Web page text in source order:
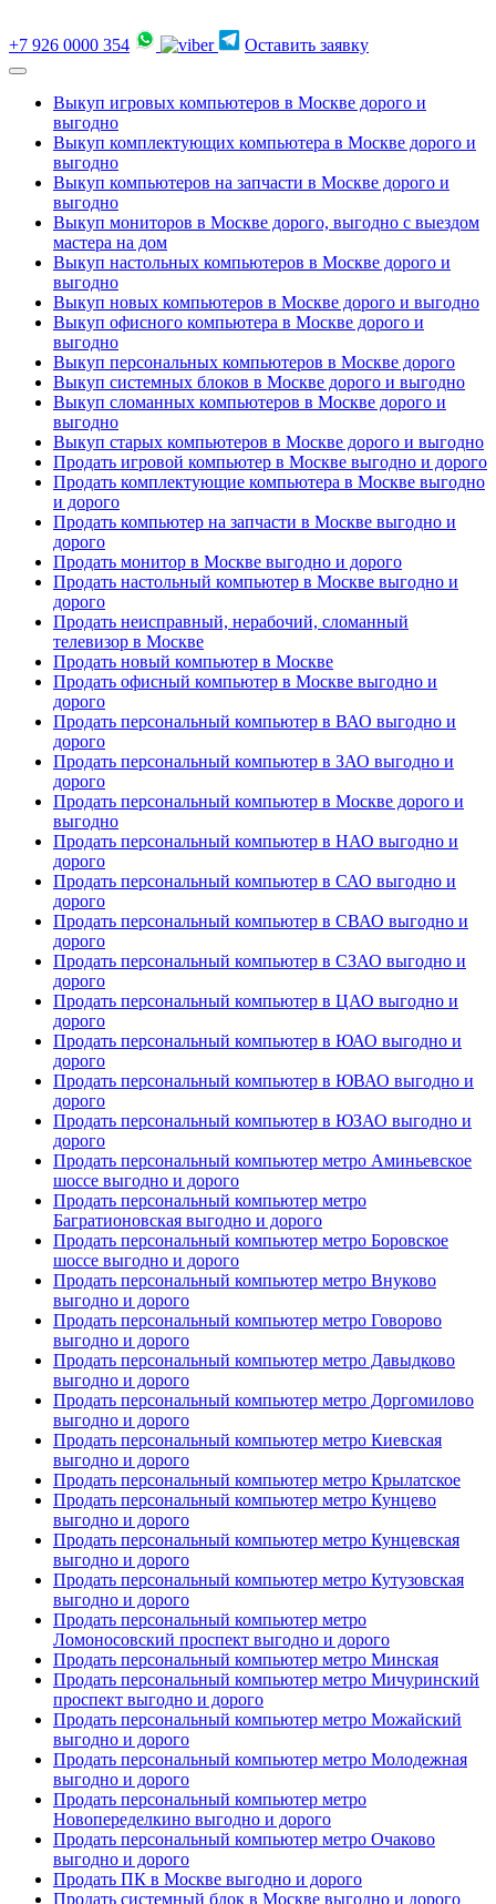
+7 926 0000 354 Оставить заявку
Выкуп игровых компьютеров в Москве дорого и
выгодно
Выкуп комплектующих компьютера в Москве дорого и
выгодно
Выкуп компьютеров на запчасти в Москве дорого и
выгодно
Выкуп мониторов в Москве дорого, выгодно с выездом
мастера на дом
Выкуп настольных компьютеров в Москве дорого и
выгодно
Выкуп новых компьютеров в Москве дорого и выгодно
Выкуп офисного компьютера в Москве дорого и
выгодно
Выкуп персональных компьютеров в Москве дорого
Выкуп системных блоков в Москве дорого и выгодно
Выкуп сломанных компьютеров в Москве дорого и
выгодно
Выкуп старых компьютеров в Москве дорого и выгодно
Продать игровой компьютер в Москве выгодно и дорого
Продать комплектующие компьютера в Москве выгодно
и дорого
Продать компьютер на запчасти в Москве выгодно и
дорого
Продать монитор в Москве выгодно и дорого
Продать настольный компьютер в Москве выгодно и
дорого
Продать неисправный, нерабочий, сломанный
телевизор в Москве
Продать новый компьютер в Москве
Продать офисный компьютер в Москве выгодно и
дорого
Продать персональный компьютер в ВАО выгодно и
дорого
Продать персональный компьютер в ЗАО выгодно и
дорого
Продать персональный компьютер в Москве дорого и
выгодно
Продать персональный компьютер в НАО выгодно и
дорого
Продать персональный компьютер в САО выгодно и
дорого
Продать персональный компьютер в СВАО выгодно и
дорого
Продать персональный компьютер в СЗАО выгодно и
дорого
Продать персональный компьютер в ЦАО выгодно и
дорого
Продать персональный компьютер в ЮАО выгодно и
дорого
Продать персональный компьютер в ЮВАО выгодно и
дорого
Продать персональный компьютер в ЮЗАО выгодно и
дорого
Продать персональный компьютер метро Аминьевское
шоссе выгодно и дорого
Продать персональный компьютер метро
Багратионовская выгодно и дорого
Продать персональный компьютер метро Боровское
шоссе выгодно и дорого
Продать персональный компьютер метро Внуково
выгодно и дорого
Продать персональный компьютер метро Говорово
выгодно и дорого
Продать персональный компьютер метро Давыдково
выгодно и дорого
Продать персональный компьютер метро Доргомилово
выгодно и дорого
Продать персональный компьютер метро Киевская
выгодно и дорого
Продать персональный компьютер метро Крылатское
Продать персональный компьютер метро Кунцево
выгодно и дорого
Продать персональный компьютер метро Кунцевская
выгодно и дорого
Продать персональный компьютер метро Кутузовская
выгодно и дорого
Продать персональный компьютер метро
Ломоносовский проспект выгодно и дорого
Продать персональный компьютер метро Минская
Продать персональный компьютер метро Мичуринский
проспект выгодно и дорого
Продать персональный компьютер метро Можайский
выгодно и дорого
Продать персональный компьютер метро Молодежная
выгодно и дорого
Продать персональный компьютер метро
Новопеределкино выгодно и дорого
Продать персональный компьютер метро Очаково
выгодно и дорого
Продать ПК в Москве выгодно и дорого
Продать системный блок в Москве выгодно и дорого